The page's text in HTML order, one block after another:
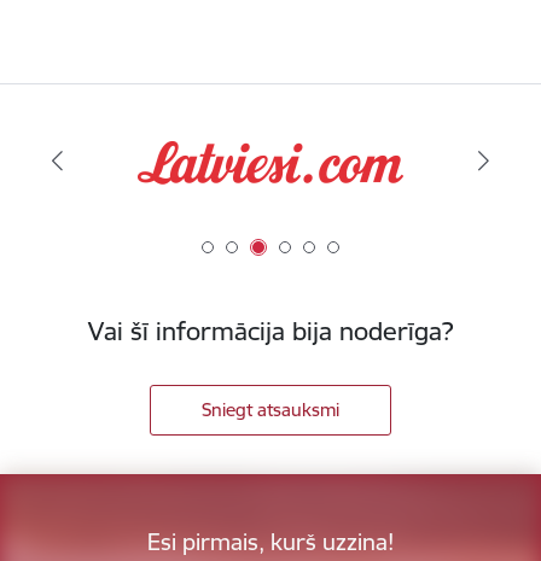
Vai šī informācija bija noderīga?
Sniegt atsauksmi
Esi pirmais, kurš uzzina!